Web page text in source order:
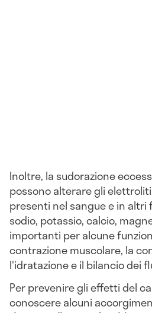
Inoltre, la sudorazione
possono alterare gli
presenti nel sangue e in
sodio, potassio, calcio,
importanti per alcune
contrazione muscolare, la
l'idratazione e il bilancio dei
Per prevenire gli effetti del
conoscere alcuni